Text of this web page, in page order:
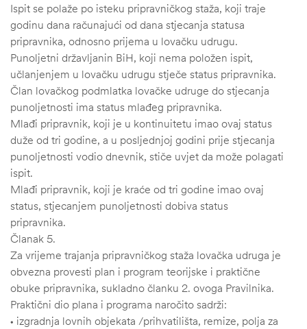
Ispit se polaže po isteku pripravničkog staža, koji traje
godinu dana računajući od dana stjecanja statusa
pripravnika, odnosno prijema u lovačku udrugu.
Punoljetni državljanin BiH, koji nema položen ispit,
učlanjenjem u lovačku udrugu stječe status pripravnika.
Član lovačkog podmlatka lovačke udruge do stjecanja
punoljetnosti ima status mlađeg pripravnika.
Mlađi pripravnik, koji je u kontinuitetu imao ovaj status
duže od tri godine, a u posljednjoj godini prije stjecanja
punoljetnosti vodio dnevnik, stiče uvjet da može polagati
ispit.
Mlađi pripravnik, koji je kraće od tri godine imao ovaj
status, stjecanjem punoljetnosti dobiva status
pripravnika.
Članak 5.
Za vrijeme trajanja pripravničkog staža lovačka udruga je
obvezna provesti plan i program teorijske i praktične
obuke pripravnika, sukladno članku 2. ovoga Pravilnika.
Praktični dio plana i programa naročito sadrži:
• izgradnja lovnih objekata /prihvatilišta, remize, polja za